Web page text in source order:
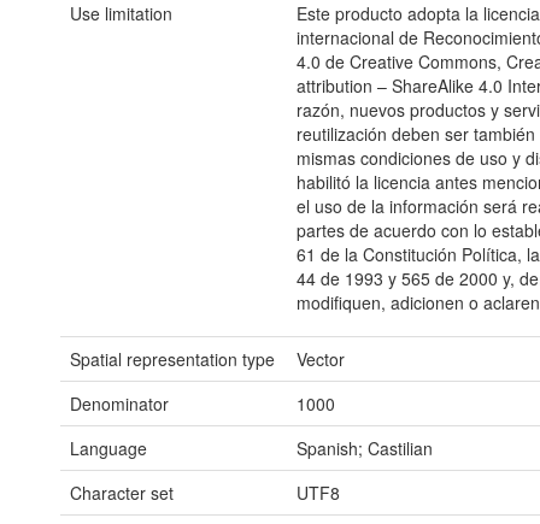
Use limitation
Este producto adopta la
internacional de
4.0 de Creative Commons,
attribution – ShareAlike 4.0
razón, nuevos productos y
reutilización deben ser
mismas condiciones de uso y
habilitó la licencia antes
el uso de la información será
partes de acuerdo con lo
61 de la Constitución Política,
44 de 1993 y 565 de 2000 y,
modifiquen, adicionen o
Spatial representation type
Vector
Denominator
1000
Language
Spanish; Castilian
Character set
UTF8